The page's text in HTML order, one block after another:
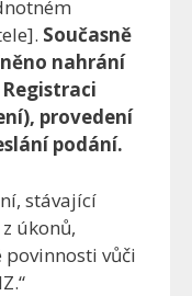
Současně
nahrání
provedení
podání.
stávající
úkonů,
vůči